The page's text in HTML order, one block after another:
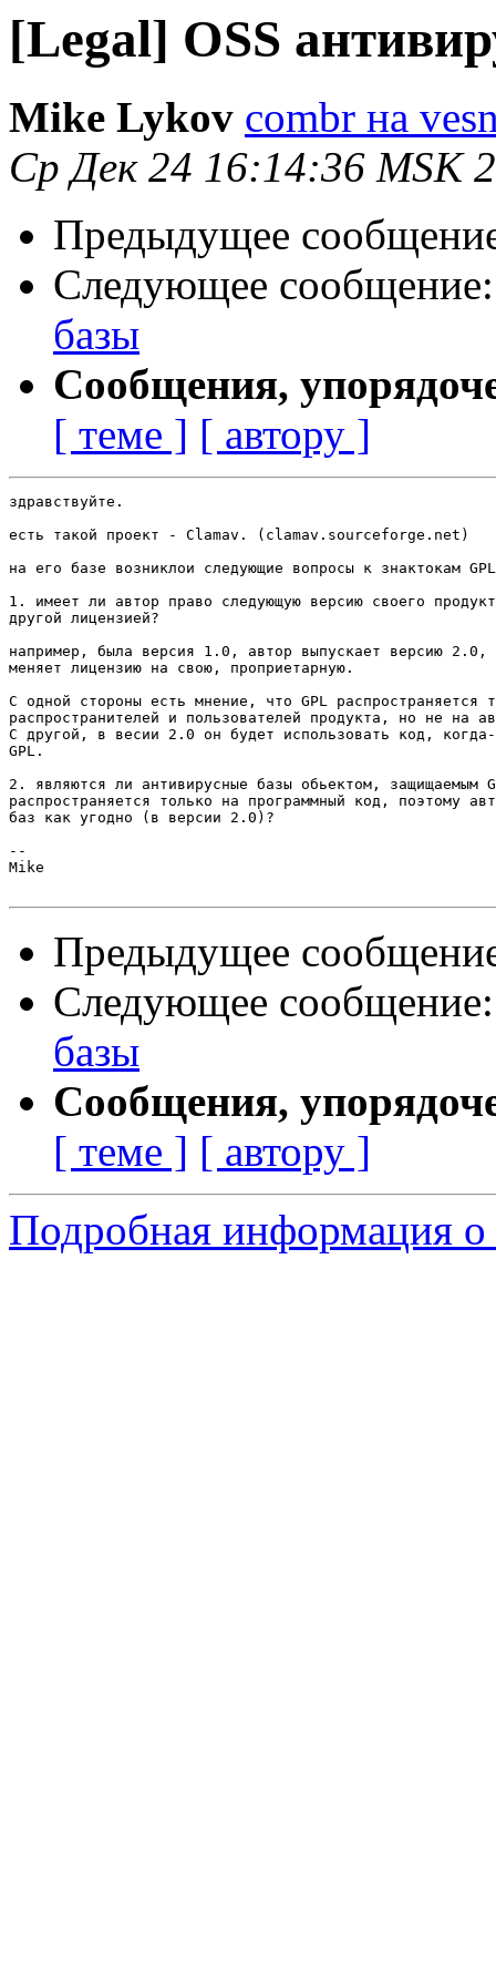
[Legal] OSS
Mike Lykov combr на
Ср Дек 24 16:14:36 MSK
Предыдущее
Следующее
базы
Сообщения,
[ теме ] [ автору ]
здравствуйте.
есть такой проект - Clamav. (clamav.sourceforge.net)
на его базе возниклои следующие вопросы к знактокам
1. имеет ли автор право следующую версию своего
другой лицензией?
например, была версия 1.0, автор выпускает версию
меняет лицензию на свою, проприетарную.
С одной стороны есть мнение, что GPL распространяется
распространителей и пользователей продукта, но не на
С другой, в весии 2.0 он будет использовать код,
GPL.
2. являются ли антивирусные базы обьектом, защищаемым
распространяется только на программный код, поэтому
баз как угодно (в версии 2.0)?
--
Mike
Предыдущее
Следующее
базы
Сообщения,
[ теме ] [ автору ]
Подробная информация о